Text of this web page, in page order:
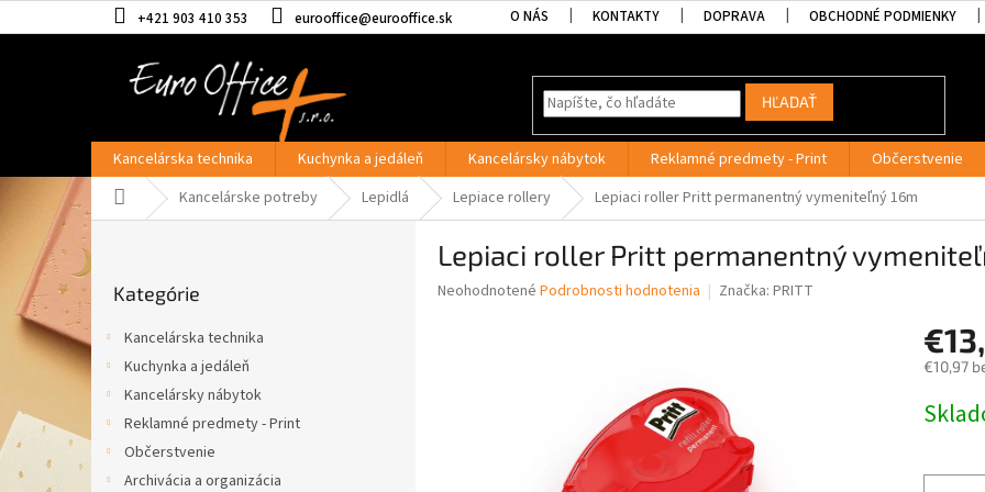
na
+421 903 410 353 eurooffice@eurooffice.sk O NÁS KONTAKTY DOPRAVA OBCHODNÉ PODMIENKY
HĽADAŤ
Kancelárska technika Kuchynka a jedáleň Kancelársky nábytok Reklamné predmety - Print Občerstvenie
DomovKancelárske potreby Lepidlá Lepiace rollery Lepiaci roller Pritt permanentný vymeniteľný 16m
o
č
p
a
l
kategórie
Kategórie
Kancelárska technika
Kuchynka a jedáleň
Kancelársky nábytok
Reklamné predmety - Print
Občerstvenie
Archivácia a organizácia
Lepiaci roller Pritt permanentný
Priemerné
Neohodnotené Podrobnosti hodnotenia Značka: PRITT
€10,97
cena: